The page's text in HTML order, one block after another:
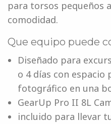
para torsos pequeños
comodidad.
Que equipo puede
Diseñado para
o 4 días con espacio
fotográfico en una
GearUp Pro II 8L
incluido para llevar